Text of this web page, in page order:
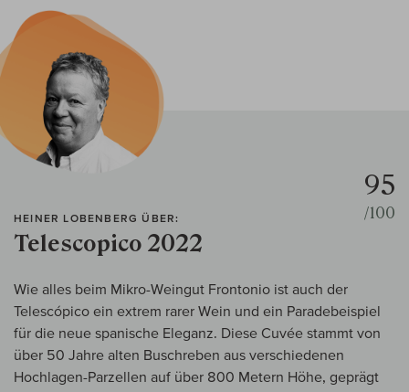
HEINER LOBENBERG ÜBER:
Telescopico 2022
95
/100
Wie alles beim Mikro-Weingut Frontonio ist auch der
Telescópico ein extrem rarer Wein und ein Paradebeispiel
für die neue spanische Eleganz. Diese Cuvée stammt von
über 50 Jahre alten Buschreben aus verschiedenen
Hochlagen-Parzellen auf über 800 Metern Höhe, geprägt